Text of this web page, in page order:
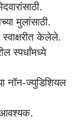
मुलांसाठी.
केलेले.
स्पर्धांमध्ये
नॉन-ज्युडिशियल
आवश्यक.